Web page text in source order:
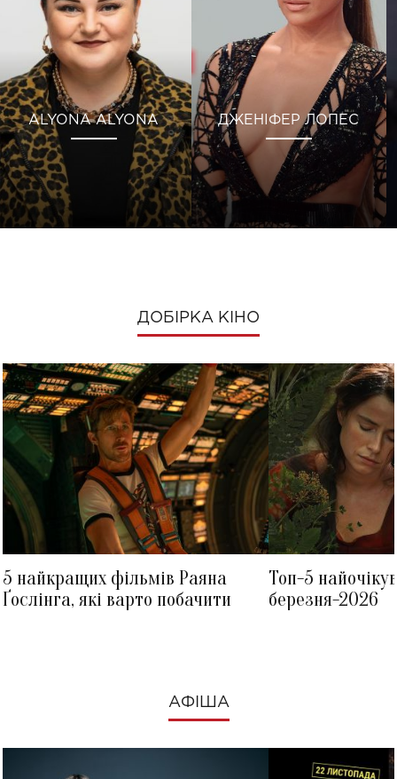
ALYONA ALYONA ДЖЕНІФЕР ЛОПЕС
ДОБІРКА КІНО
5 найкращих фільмів Раяна
Ґослінга, які варто побачити
Топ-5
березня-2026
АФІША